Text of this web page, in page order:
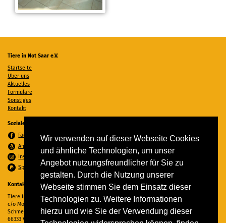
Wir verwenden auf dieser Webseite Cookies
und ähnliche Technologien, um unser
Angebot nutzungsfreundlicher für Sie zu
gestalten. Durch die Nutzung unserer
Webseite stimmen Sie dem Einsatz dieser
Technologien zu. Weitere Informationen
hierzu und wie Sie der Verwendung dieser
Tiere in Not Saar e.V.
Startseite
Über uns
Aktuelles
Formulare
Sonstiges
Kontakt
Soziale Medien
Facebook
Amazon Wunschzettel
Instagram
Spenden per PayPal
Kontakt
Tiere in Not Saar e.V.
c/o Monika Ewen
Schmelzer Straße 22
66333 Völklingen